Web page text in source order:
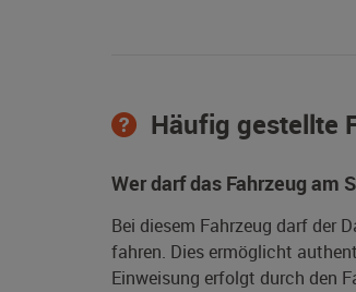
Häufig gestellte
Wer darf das Fahrzeug am
Bei diesem Fahrzeug darf der
fahren. Dies ermöglicht
Einweisung erfolgt durch den